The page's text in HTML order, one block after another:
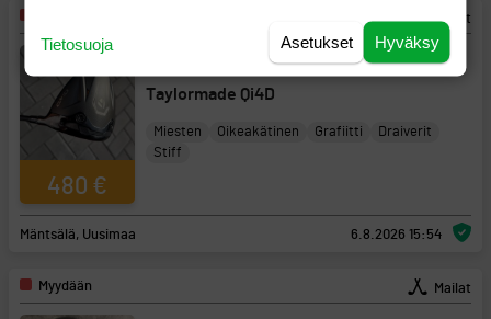
Mailat
480 €
Taylormade Qi4D
Miesten Oikeakätinen Grafiitti
Draiverit
Stiff
Mäntsälä, Uusimaa 6.8.2026 15:54
Myydään Mailat
Hyväksy
Asetukset
Tietosuoja